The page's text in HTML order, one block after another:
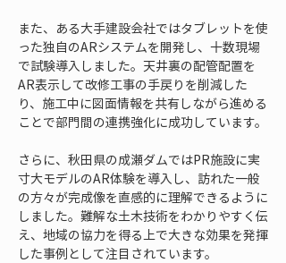
また、ある大手建設会社ではタブレットを使
った独自のARシステムを開発し、十数現場
で試験導入しました。天井裏の配管配置を
AR表示して改修工事の手戻りを削減した
り、施工中に図面情報を共有しながら進める
ことで部門間の連携強化に成功しています。
さらに、秋田県の成瀬ダムではPR施設に実
寸大モデルのAR体験を導入し、訪れた一般
の方々が完成像を直感的に理解できるように
しました。難解な土木技術をわかりやすく伝
え、地域の協力を得る上で大きな効果を発揮
した事例として注目されています。